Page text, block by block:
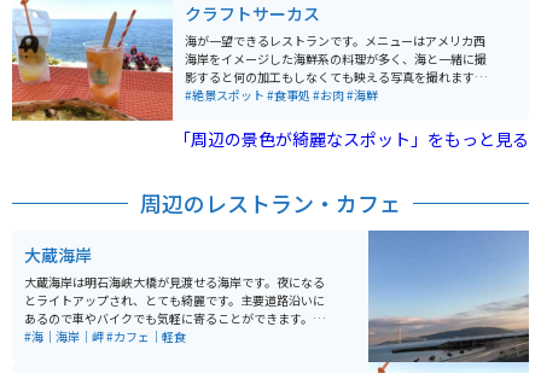
人々に船舶の安全を守る歴史を伝えています。 須磨灘に
沈む夕日を見ることができる夕日スポットです。日没後
には灯台に光が灯ります。夜景も綺麗です。
クラフトサーカス
海が一望できるレストランです。メニューはアメリカ西
海岸をイメージした海鮮系の料理が多く、海と一緒に撮
影すると何の加工もしなくても映える写真を撮れます。
また、インスタ映えする料理にありがちな料金が高いわ
食べられます。
#絶景スポット #食事処 #お肉#海鮮
「周辺の景色が綺麗なスポット」をもっと見る
周辺のレストラン・カフェ
大蔵海岸
大蔵海岸は明石海峡大橋が見渡せる海岸です。夜になる
とライトアップされ、とても綺麗です。主要道路沿いに
あるので車やバイクでも気軽に寄ることができます。近
隣にはカフェや飲食店があり休憩にもオススメです。前
#海｜海岸｜岬#カフェ｜軽食